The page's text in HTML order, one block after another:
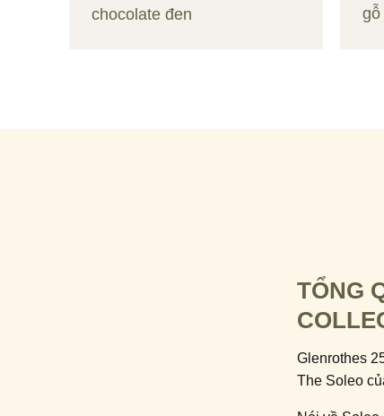
chocolate đen
gỗ
TỔNG
Glenrothes
The Soleo